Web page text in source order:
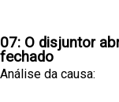
07: O disjuntor
fechado
Análise da causa: